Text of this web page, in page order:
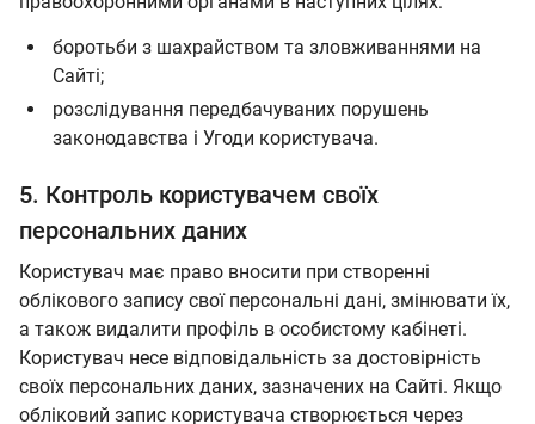
боротьби з шахрайством та зловживаннями на
Сайті;
розслідування передбачуваних порушень
законодавства і Угоди користувача.
5. Контроль користувачем своїх
персональних даних
Користувач має право вносити при створенні
облікового запису свої персональні дані, змінювати їх,
а також видалити профіль в особистому кабінеті.
Користувач несе відповідальність за достовірність
своїх персональних даних, зазначених на Сайті. Якщо
обліковий запис користувача створюється через